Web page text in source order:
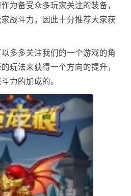
为备受众多玩家关注的装备，
战斗力，因此十分推荐大家获
多多关注我们的一个游戏的角
玩法来获得一个方向的提升，
力的加成的。